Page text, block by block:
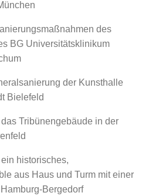
des
BG Universitätsklinikum
der Kunsthalle
Bielefeld
Tribünengebäude in der
historisches,
aus Haus und Turm mit einer
Bergedorf